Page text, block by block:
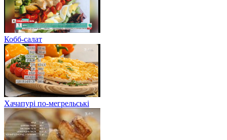
Кобб-салат
Хачапурі по-мегрельські